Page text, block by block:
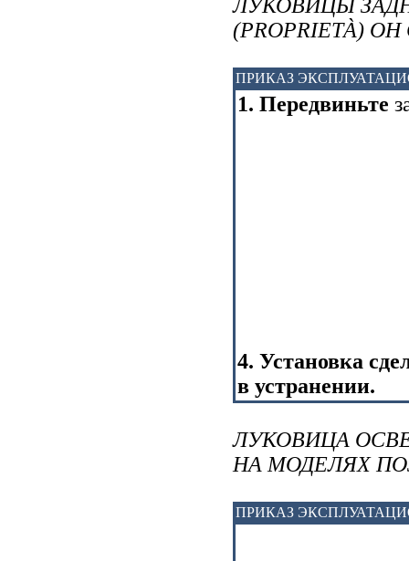
ЛУКОВИЦЫ
(PROPRIETÀ)
ПРИКАЗ
1. Передвиньте
4. Установка
в устранении.
ЛУКОВИЦА
НА МОДЕЛЯХ
ПРИКАЗ